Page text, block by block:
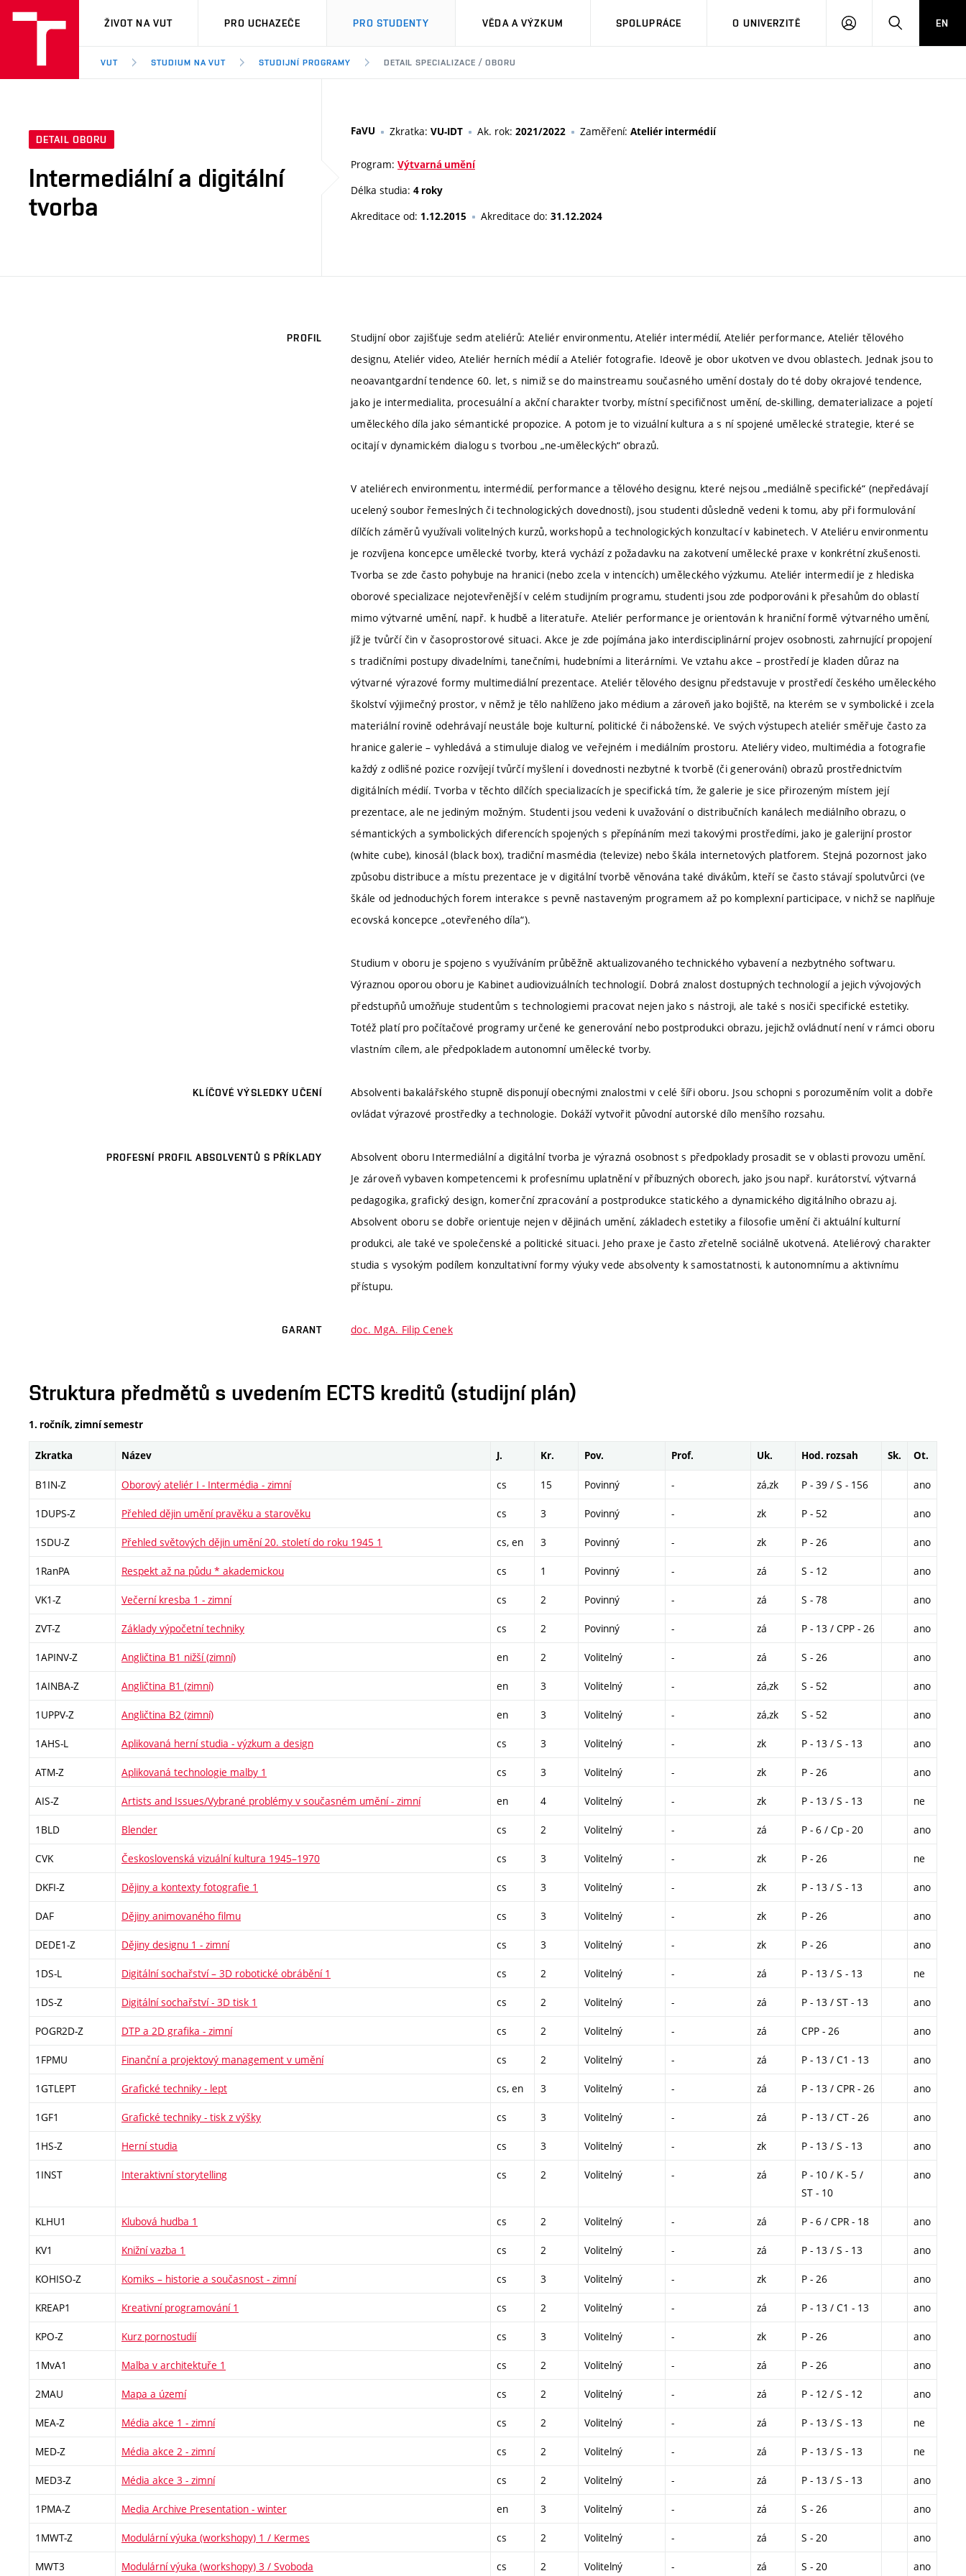
VUT
ŽIVOT NA VUT PRO UCHAZEČE PRO STUDENTY VĚDA A VÝZKUM SPOLUPRÁCE O UNIVERZITĚ
PŘIHLÁSIT HLEDATEN
VUT STUDIUM NA VUT STUDIJNÍ PROGRAMY DETAIL SPECIALIZACE / OBORU
DETAIL OBORU
Intermediální a digitální
tvorba
FaVU Zkratka: VU-IDT Ak. rok: 2021/2022 Zaměření: Ateliér intermédií
Program: Výtvarná umění
Délka studia: 4 roky
Akreditace od: 1.12.2015 Akreditace do: 31.12.2024
PROFIL
Studijní obor zajišťuje sedm ateliérů: Ateliér environmentu, Ateliér intermédií, Ateliér performance, Ateliér tělového
designu, Ateliér video, Ateliér herních médií a Ateliér fotografie. Ideově je obor ukotven ve dvou oblastech. Jednak jsou to
neoavantgardní tendence 60. let, s nimiž se do mainstreamu současného umění dostaly do té doby okrajové tendence,
jako je intermedialita, procesuální a akční charakter tvorby, místní specifičnost umění, de-skilling, dematerializace a pojetí
uměleckého díla jako sémantické propozice. A potom je to vizuální kultura a s ní spojené umělecké strategie, které se
ocitají v dynamickém dialogu s tvorbou „ne-uměleckých“ obrazů.
V ateliérech environmentu, intermédií, performance a tělového designu, které nejsou „mediálně specifické“ (nepředávají
ucelený soubor řemeslných či technologických dovedností), jsou studenti důsledně vedeni k tomu, aby při formulování
dílčích záměrů využívali volitelných kurzů, workshopů a technologických konzultací v kabinetech. V Ateliéru environmentu
je rozvíjena koncepce umělecké tvorby, která vychází z požadavku na zakotvení umělecké praxe v konkrétní zkušenosti.
Tvorba se zde často pohybuje na hranici (nebo zcela v intencích) uměleckého výzkumu. Ateliér intermedií je z hlediska
oborové specializace nejotevřenější v celém studijním programu, studenti jsou zde podporováni k přesahům do oblastí
mimo výtvarné umění, např. k hudbě a literatuře. Ateliér performance je orientován k hraniční formě výtvarného umění,
jíž je tvůrčí čin v časoprostorové situaci. Akce je zde pojímána jako interdisciplinární projev osobnosti, zahrnující propojení
s tradičními postupy divadelními, tanečními, hudebními a literárními. Ve vztahu akce – prostředí je kladen důraz na
výtvarné výrazové formy multimediální prezentace. Ateliér tělového designu představuje v prostředí českého uměleckého
školství výjimečný prostor, v němž je tělo nahlíženo jako médium a zároveň jako bojiště, na kterém se v symbolické i zcela
materiální rovině odehrávají neustále boje kulturní, politické či náboženské. Ve svých výstupech ateliér směřuje často za
hranice galerie – vyhledává a stimuluje dialog ve veřejném i mediálním prostoru. Ateliéry video, multimédia a fotografie
každý z odlišné pozice rozvíjejí tvůrčí myšlení i dovednosti nezbytné k tvorbě (či generování) obrazů prostřednictvím
digitálních médií. Tvorba v těchto dílčích specializacích je specifická tím, že galerie je sice přirozeným místem její
prezentace, ale ne jediným možným. Studenti jsou vedeni k uvažování o distribučních kanálech mediálního obrazu, o
sémantických a symbolických diferencích spojených s přepínáním mezi takovými prostředími, jako je galerijní prostor
(white cube), kinosál (black box), tradiční masmédia (televize) nebo škála internetových platforem. Stejná pozornost jako
způsobu distribuce a místu prezentace je v digitální tvorbě věnována také divákům, kteří se často stávají spolutvůrci (ve
škále od jednoduchých forem interakce s pevně nastaveným programem až po komplexní participace, v nichž se naplňuje
ecovská koncepce „otevřeného díla“).
Studium v oboru je spojeno s využíváním průběžně aktualizovaného technického vybavení a nezbytného softwaru.
Výraznou oporou oboru je Kabinet audiovizuálních technologií. Dobrá znalost dostupných technologií a jejich vývojových
předstupňů umožňuje studentům s technologiemi pracovat nejen jako s nástroji, ale také s nosiči specifické estetiky.
Totéž platí pro počítačové programy určené ke generování nebo postprodukci obrazu, jejichž ovládnutí není v rámci oboru
vlastním cílem, ale předpokladem autonomní umělecké tvorby.
KLÍČOVÉ VÝSLEDKY UČENÍ
Absolventi bakalářského stupně disponují obecnými znalostmi v celé šíři oboru. Jsou schopni s porozuměním volit a dobře
ovládat výrazové prostředky a technologie. Dokáží vytvořit původní autorské dílo menšího rozsahu.
PROFESNÍ PROFIL ABSOLVENTŮ S PŘÍKLADY
Absolvent oboru Intermediální a digitální tvorba je výrazná osobnost s předpoklady prosadit se v oblasti provozu umění.
Je zároveň vybaven kompetencemi k profesnímu uplatnění v příbuzných oborech, jako jsou např. kurátorství, výtvarná
pedagogika, grafický design, komerční zpracování a postprodukce statického a dynamického digitálního obrazu aj.
Absolvent oboru se dobře orientuje nejen v dějinách umění, základech estetiky a filosofie umění či aktuální kulturní
produkci, ale také ve společenské a politické situaci. Jeho praxe je často zřetelně sociálně ukotvená. Ateliérový charakter
studia s vysokým podílem konzultativní formy výuky vede absolventy k samostatnosti, k autonomnímu a aktivnímu
přístupu.
GARANT doc. MgA. Filip Cenek
Struktura předmětů s uvedením ECTS kreditů (studijní plán)
1. ročník, zimní semestr
Zkratka Název J. Kr. Pov. Prof. Uk. Hod. rozsah Sk. Ot.
B1IN-Z Oborový ateliér I - Intermédia - zimní cs 15 Povinný - zá,zk P - 39 / S - 156 ano
1DUPS-Z Přehled dějin umění pravěku a starověku cs 3 Povinný - zk P - 52 ano
1SDU-Z Přehled světových dějin umění 20. století do roku 1945 1 cs, en 3 Povinný - zk P - 26 ano
1RanPA Respekt až na půdu * akademickou cs 1 Povinný - zá S - 12 ano
VK1-Z Večerní kresba 1 - zimní cs 2 Povinný - zá S - 78 ano
ZVT-Z Základy výpočetní techniky cs 2 Povinný - zá P - 13 / CPP - 26 ano
1APINV-Z Angličtina B1 nižší (zimní) en 2 Volitelný - zá S - 26 ano
1AINBA-Z Angličtina B1 (zimní) en 3 Volitelný - zá,zk S - 52 ano
1UPPV-Z Angličtina B2 (zimní) en 3 Volitelný - zá,zk S - 52 ano
1AHS-L Aplikovaná herní studia - výzkum a design cs 3 Volitelný - zk P - 13 / S - 13 ano
ATM-Z Aplikovaná technologie malby 1 cs 3 Volitelný - zk P - 26 ano
AIS-Z Artists and Issues/Vybrané problémy v současném umění - zimní en 4 Volitelný - zk P - 13 / S - 13 ne
1BLD Blender cs 2 Volitelný - zá P - 6 / Cp - 20 ano
CVK Československá vizuální kultura 1945–1970 cs 3 Volitelný - zk P - 26 ne
DKFI-Z Dějiny a kontexty fotografie 1 cs 3 Volitelný - zk P - 13 / S - 13 ano
DAF Dějiny animovaného filmu cs 3 Volitelný - zk P - 26 ano
DEDE1-Z Dějiny designu 1 - zimní cs 3 Volitelný - zk P - 26 ano
1DS-L Digitální sochařství – 3D robotické obrábění 1 cs 2 Volitelný - zá P - 13 / S - 13 ne
1DS-Z Digitální sochařství - 3D tisk 1 cs 2 Volitelný - zá P - 13 / ST - 13 ano
POGR2D-Z DTP a 2D grafika - zimní cs 2 Volitelný - zá CPP - 26 ano
1FPMU Finanční a projektový management v umění cs 2 Volitelný - zá P - 13 / C1 - 13 ano
1GTLEPT Grafické techniky - lept cs, en 3 Volitelný - zá P - 13 / CPR - 26 ano
1GF1 Grafické techniky - tisk z výšky cs 3 Volitelný - zá P - 13 / CT - 26 ano
1HS-Z Herní studia cs 3 Volitelný - zk P - 13 / S - 13 ano
1INST Interaktivní storytelling cs 2 Volitelný - zá
P - 10 / K - 5 /
ST - 10
ano
KLHU1 Klubová hudba 1 cs 2 Volitelný - zá P - 6 / CPR - 18 ano
KV1 Knižní vazba 1 cs 2 Volitelný - zá P - 13 / S - 13 ano
KOHISO-Z Komiks – historie a současnost - zimní cs 3 Volitelný - zk P - 26 ano
KREAP1 Kreativní programování 1 cs 2 Volitelný - zá P - 13 / C1 - 13 ano
KPO-Z Kurz pornostudií cs 3 Volitelný - zk P - 26 ano
1MvA1 Malba v architektuře 1 cs 2 Volitelný - zá P - 26 ano
2MAU Mapa a území cs 2 Volitelný - zá P - 12 / S - 12 ano
MEA-Z Média akce 1 - zimní cs 2 Volitelný - zá P - 13 / S - 13 ne
MED-Z Média akce 2 - zimní cs 2 Volitelný - zá P - 13 / S - 13 ne
MED3-Z Média akce 3 - zimní cs 2 Volitelný - zá P - 13 / S - 13 ano
1PMA-Z Media Archive Presentation - winter en 3 Volitelný - zá S - 26 ano
1MWT-Z Modulární výuka (workshopy) 1 / Kermes cs 2 Volitelný - zá S - 20 ano
MWT3 Modulární výuka (workshopy) 3 / Svoboda cs 2 Volitelný - zá S - 20 ano